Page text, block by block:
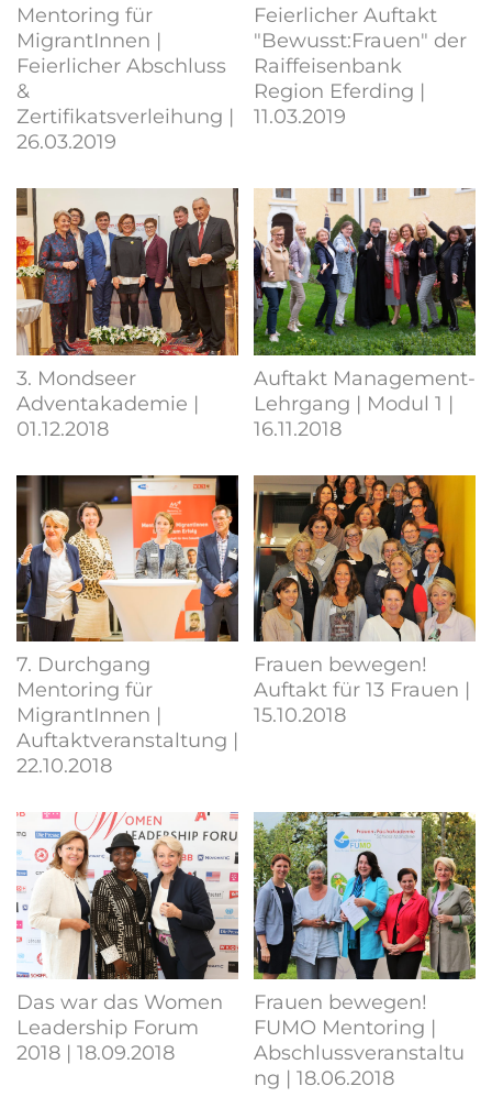
Mentoring für
MigrantInnen |
Feierlicher Abschluss
&
Zertifikatsverleihung |
26.03.2019
Feierlicher Auftakt
"Bewusst:Frauen" der
Raiffeisenbank
Region Eferding |
11.03.2019
3. Mondseer
Adventakademie |
01.12.2018
Auftakt Management-
Lehrgang | Modul 1 |
16.11.2018
7. Durchgang
Mentoring für
MigrantInnen |
Auftaktveranstaltung |
22.10.2018
Frauen bewegen!
Auftakt für 13 Frauen |
15.10.2018
Das war das Women
Leadership Forum
2018 | 18.09.2018
Frauen bewegen!
FUMO Mentoring |
Abschlussveranstaltu
ng | 18.06.2018